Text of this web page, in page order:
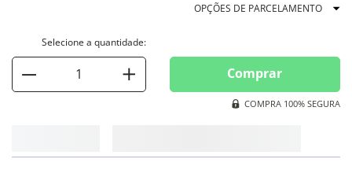
OPÇÕES DE PARCELAMENTO
Comprar
COMPRA 100% SEGURA